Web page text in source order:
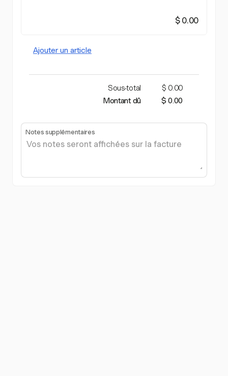
$ 0.00
Ajouter un article
Sous-total
$ 0.00
Montant dû
$ 0.00
Notes supplémentaires